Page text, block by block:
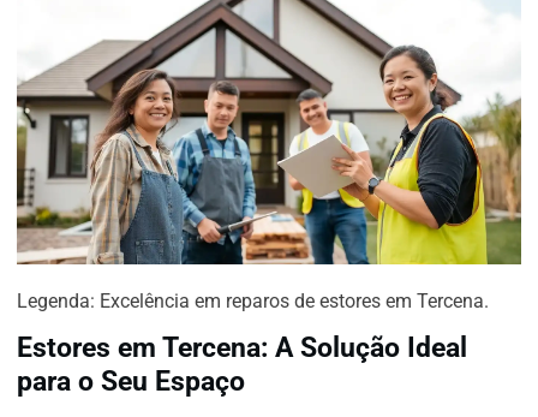
Legenda: Excelência em reparos de estores em Tercena.
Estores em Tercena: A Solução Ideal
para o Seu Espaço